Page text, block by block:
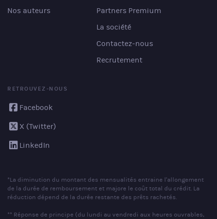
Nos auteurs
Partners Premium
La société
Contactez-nous
Recrutement
RETROUVEZ-NOUS
Facebook
X (Twitter)
LinkedIn
*La diminution du montant des mensualités entraine l'allongement
de la durée de remboursement et majore le coût total du crédit. La
réduction dépend de la durée restante des prêts rachetés.
** Réponse de principe (du lundi au vendredi aux heures ouvrables,